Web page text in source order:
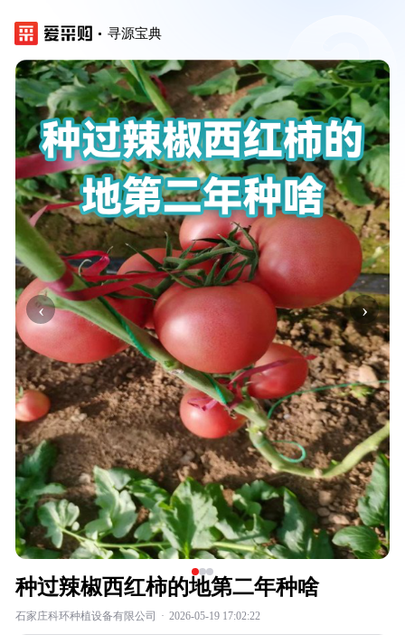
寻源宝典
‹ ›
种过辣椒西红柿的地第二年种啥
石家庄科环种植设备有限公司 · 2026-05-19 17:02:22